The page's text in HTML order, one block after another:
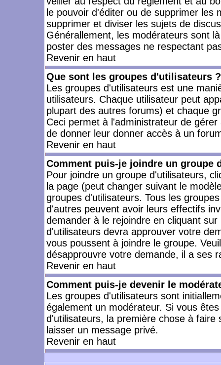
le pouvoir d'éditer ou de supprimer les
supprimer et diviser les sujets de
Générallement, les modérateurs sont
poster des messages ne respectant
Revenir en haut
Que sont les groupes d'utilisateurs ?
Les groupes d'utilisateurs est une
utilisateurs. Chaque utilisateur peut
plupart des autres forums) et chaque
Ceci permet à l'administrateur de
de donner leur donner accès à un
Revenir en haut
Comment puis-je joindre un groupe
Pour joindre un groupe d'utilisateurs,
la page (peut changer suivant le
groupes d'utilisateurs. Tous les
d'autres peuvent avoir leurs effectifs
demander à le rejoindre en cliquant
d'utilisateurs devra approuver votre
vous poussent à joindre le groupe.
désapprouvre votre demande, il a ses
Revenir en haut
Comment puis-je devenir le
Les groupes d'utilisateurs sont
également un modérateur. Si vous
d'utilisateurs, la première chose à
laisser un message privé.
Revenir en haut